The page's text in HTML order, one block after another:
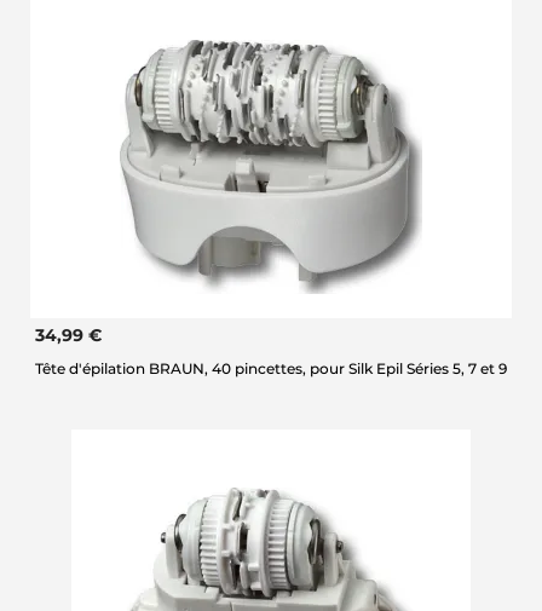
34,99 €
Tête d'épilation BRAUN, 40 pincettes, pour Silk Epil Séries 5, 7 et 9